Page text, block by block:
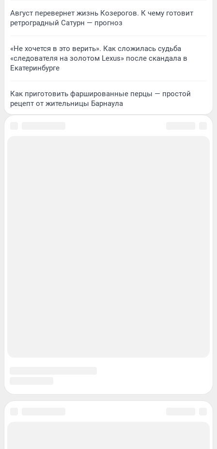
Август перевернет жизнь Козерогов. К чему готовит
ретроградный Сатурн — прогноз
«Не хочется в это верить». Как сложилась судьба
«следователя на золотом Lexus» после скандала в
Екатеринбурге
Как приготовить фаршированные перцы — простой
рецепт от жительницы Барнаула